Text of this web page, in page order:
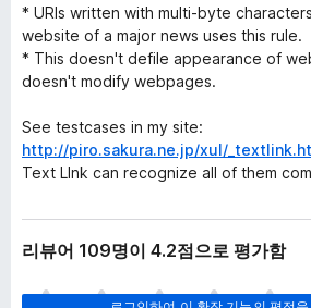
* URIs written with multi-byte
website of a major news uses this rule.
* This doesn't defile appearance of
doesn't modify webpages.
See testcases in my site:
http://piro.sakura.ne.jp/xul/
Text LInk can recognize all of them
리뷰어 109명이 4.2점으로 평가함
아